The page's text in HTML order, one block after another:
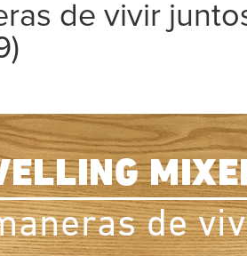
de vivir